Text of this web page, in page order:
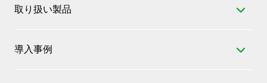
会社概要
取り扱い製品
工業用樹脂成形品
導入事例